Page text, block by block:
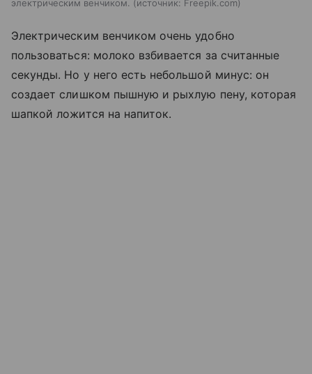
электрическим венчиком. источник: Freepik.com
Электрическим венчиком очень удобно
пользоваться: молоко взбивается за считанные
секунды. Но у него есть небольшой минус: он
создает слишком пышную и рыхлую пену, которая
шапкой ложится на напиток.